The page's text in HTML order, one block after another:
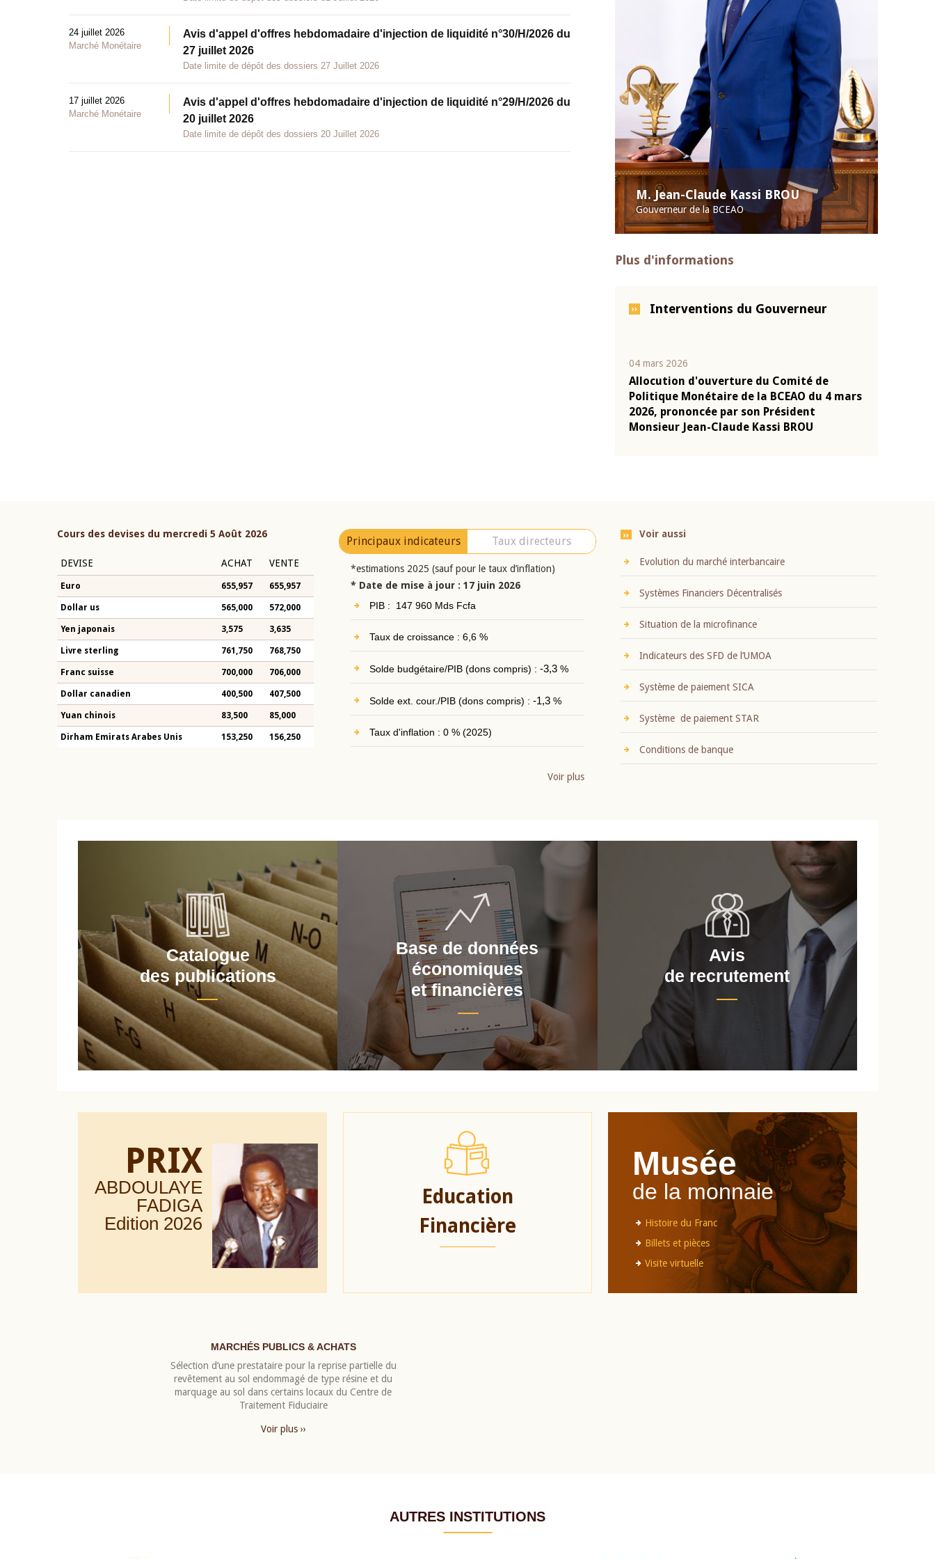
M. Jean-Claude Kassi BROU
Gouverneur de la BCEAO
Plus d'informations
Interventions du Gouverneur
04 mars 2026
Allocution d'ouverture du Comité de
Politique Monétaire de la BCEAO du 4 mars
2026, prononcée par son Président
Monsieur Jean-Claude Kassi BROU
24 juillet 2026
Marché Monétaire
Avis d'appel d'offres hebdomadaire d'injection de liquidité n°30/H/2026 du
27 juillet 2026
Date limite de dépôt des dossiers 27 Juillet 2026
17 juillet 2026
Marché Monétaire
Avis d'appel d'offres hebdomadaire d'injection de liquidité n°29/H/2026 du
20 juillet 2026
Date limite de dépôt des dossiers 20 Juillet 2026
Cours des devises du mercredi 5 Août 2026
DEVISE ACHAT VENTE
Euro 655,957 655,957
Dollar us 565,000 572,000
Yen japonais 3,575 3,635
Livre sterling 761,750 768,750
Franc suisse 700,000 706,000
Dollar canadien 400,500 407,500
Yuan chinois 83,500 85,000
Dirham Emirats Arabes Unis 153,250 156,250
Principaux indicateurs Taux directeurs
*estimations 2025 (sauf pour le taux d’inflation)
* Date de mise à jour : 17 juin 2026
PIB : 147 960 Mds Fcfa
Taux de croissance : 6,6 %
Solde budgétaire/PIB (dons compris) : -3,3%
Solde ext. cour./PIB (dons compris) : -1,3%
Taux d'inflation : 0 % (2025)
Voir plus
Voir aussi
Evolution du marché interbancaire
Systèmes Financiers Décentralisés
Situation de la microfinance
Indicateurs des SFD de l’UMOA
Système de paiement SICA
Système de paiement STAR
Conditions de banque
Catalogue
des publications
Base de données
économiques
et financières
Avis
de recrutement
PRIX
ABDOULAYE
FADIGA
Edition 2026
Education
Financière
Musée
de la monnaie
Histoire du Franc
Billets et pièces
Visite virtuelle
MARCHÉS PUBLICS & ACHATS
Sélection d’une prestataire pour la reprise partielle du
revêtement au sol endommagé de type résine et du
marquage au sol dans certains locaux du Centre de
Traitement Fiduciaire
Voir plus ››
AUTRES INSTITUTIONS